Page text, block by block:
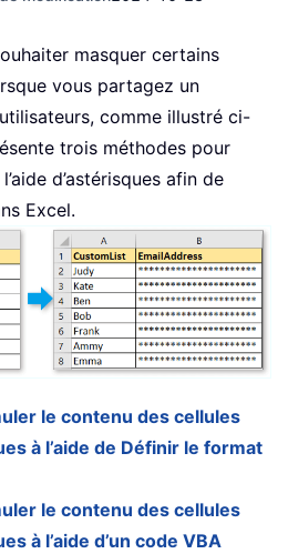
masquer certains
vous partagez un
comme illustré ci-
trois méthodes pour
d’astérisques afin de
Excel.
le contenu des cellules
à l’aide de Définir le format
le contenu des cellules
à l’aide d’un code VBA